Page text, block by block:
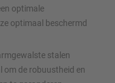
optimale
optimaal beschermd
stalen
de robuustheid en